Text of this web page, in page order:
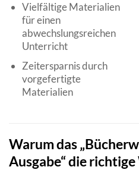
Vielfältige Materialien
für einen
abwechslungsreichen
Unterricht
Zeitersparnis durch
vorgefertigte
Materialien
Warum das
Ausgabe“ die